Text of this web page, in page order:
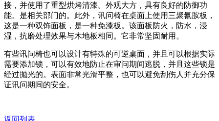
接，并使用了重型烘烤清漆。外观大方，具有良好的防御功
能。是相关部门的。此外，讯问椅在桌面上使用三聚氰胺板，
这是一种双饰面板，是一种免漆板。该面板防火，防水，浸
湿，抗磨处理效果与木地板相同。它非常坚固耐用。
有些讯问椅也可以设计有特殊的可逆桌面，并且可以根据实际
需要添加锁，可以有效地防止在审问期间逃脱，并且这些锁是
经过抛光的。表面非常光滑平整，也可以避免刮伤人并充分保
证讯问期间的安全。
返回列表